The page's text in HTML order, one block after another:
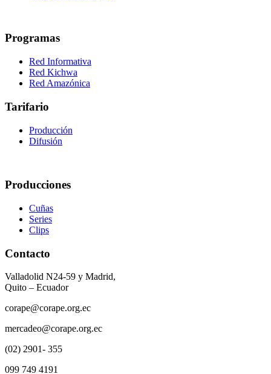
Programas
Red Informativa
Red Kichwa
Red Amazónica
Tarifario
Producción
Difusión
Producciones
Cuñas
Series
Clips
Contacto
Valladolid N24-59 y Madrid,
Quito – Ecuador
corape@corape.org.ec
mercadeo@corape.org.ec
(02) 2901- 355
099 749 4191